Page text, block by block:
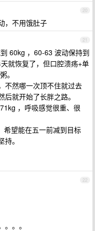
20
，不用饿肚子
21
60kg ，60-63 波动保持到
就恢复了，但口腔溃疡+单
。
不然哪一次顶不住就过去
就开始了长胖之路。
，呼吸感觉很重、很
希望能在五一前减到目标
。
22
。。